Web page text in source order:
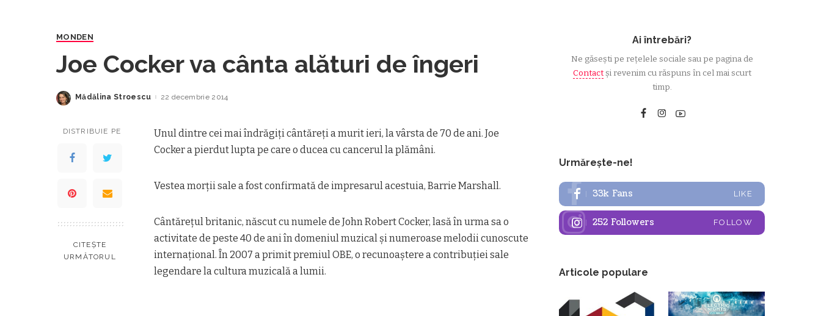
MONDEN
Joe Cocker va cânta alături de îngeri
Posted
Mădălina Stroescu 22 decembrie 2014
DISTRIBUIE PE
CITEȘTE
URMĂTORUL
Unul dintre cei mai îndrăgiți cântăreţi a murit ieri, la vârsta de 70 de ani. Joe
Cocker a pierdut lupta pe care o ducea cu cancerul la plămâni.
Vestea morţii sale a fost confirmată de impresarul acestuia, Barrie Marshall.
Cântărețul britanic, născut cu numele de John Robert Cocker, lasă în urma sa o
activitate de peste 40 de ani în domeniul muzical și numeroase melodii cunoscute
internațional. În 2007 a primit premiul OBE, o recunoaștere a contribuției sale
legendare la cultura muzicală a lumii.
Ai întrebări?
Ne găsești pe rețelele sociale sau pe pagina de
Contactși revenim cu răspuns în cel mai scurt
timp.
Urmărește-ne!
33k Fans LIKE
252 Followers FOLLOW
Articole populare